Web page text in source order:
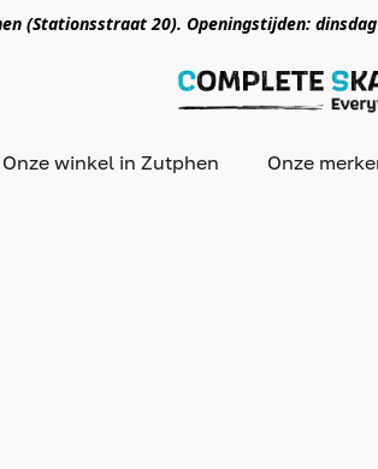
(Stationsstraat 20). Openingstijden:
Onze winkel in Zutphen Onze